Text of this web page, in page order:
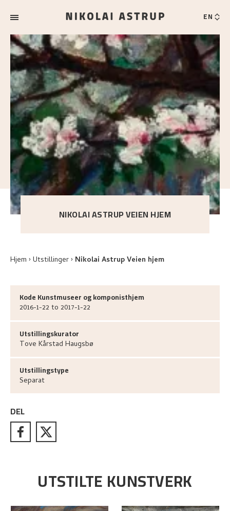
EN
NIKOLAI ASTRUP VEIEN HJEM
Hjem Utstillinger Nikolai Astrup Veien hjem
Kode Kunstmuseer og komponisthjem
2016-1-22 to 2017-1-22
Utstillingskurator
Tove Kårstad Haugsbø
Utstillingstype
Separat
DEL
UTSTILTE KUNSTVERK